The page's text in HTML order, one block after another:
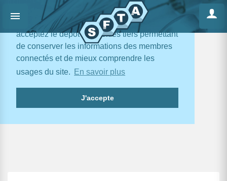
En poursuivant votre navigation, vous
acceptez le dépôt de cookies tiers permettant
de conserver les informations des membres
connectés et de mieux comprendre les
usages du site.
En savoir plus
J'accepte